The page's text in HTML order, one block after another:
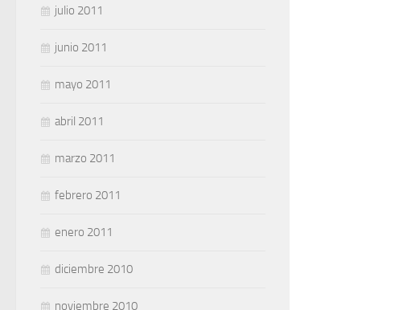
julio 2011
junio 2011
mayo 2011
abril 2011
marzo 2011
febrero 2011
enero 2011
diciembre 2010
noviembre 2010